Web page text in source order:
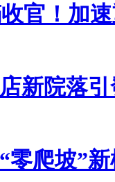
官！加
新院落
零爬坡”